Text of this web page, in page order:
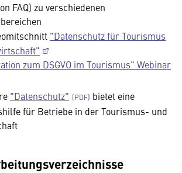
FAQ) zu verschiedenen
"Datenschutz für Tourismus
zum DSGVO im Tourismus" Webinar
"Datenschutz"
bietet eine
für Betriebe in der Tourismus- und